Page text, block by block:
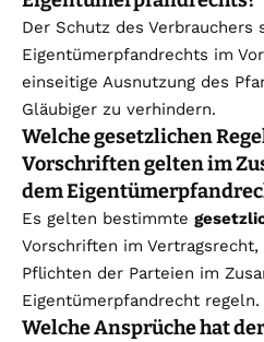
Der Schutz des Verbrauchers
Eigentümerpfandrechts im
einseitige Ausnutzung des
Gläubiger zu verhindern.
Welche gesetzlichen
Vorschriften gelten im
dem
Es gelten bestimmte
Vorschriften im
Pflichten der Parteien im
Eigentümerpfandrecht regeln.
Welche Ansprüche hat